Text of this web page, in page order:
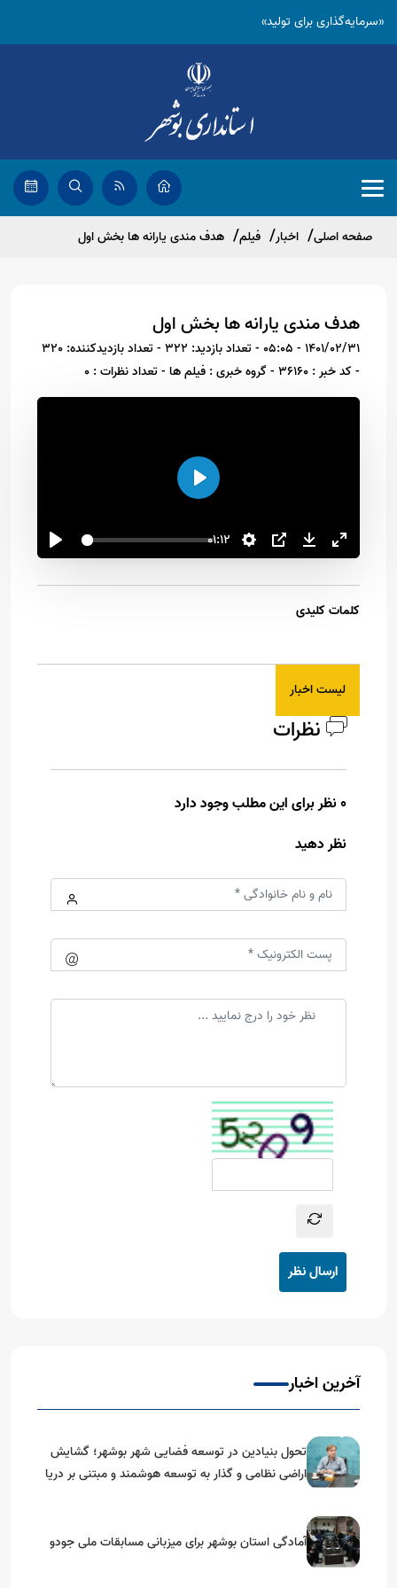
«سرمایه‌گذاری برای تولید»
صفحه اصلی اخبار فیلم هدف مندی یارانه ها بخش اول
هدف مندی یارانه ها بخش اول
1401/02/31 - 05:05 - تعداد بازدید: 322
- تعداد بازدیدکننده: 320
- کد خبر : 36160
- گروه خبری : فیلم ها - تعداد نظرات : 0
01:12
اجرا
کلمات کلیدی
لیست اخبار
نظرات
0 نظر برای این مطلب وجود دارد
نظر دهید
ارسال نظر
آخرین اخبار
تحول بنیادین در توسعه فضایی شهر بوشهر؛ گشایش
اراضی نظامی و گذار به توسعه هوشمند و مبتنی بر دریا
آمادگی استان بوشهر برای میزبانی مسابقات ملی جودو